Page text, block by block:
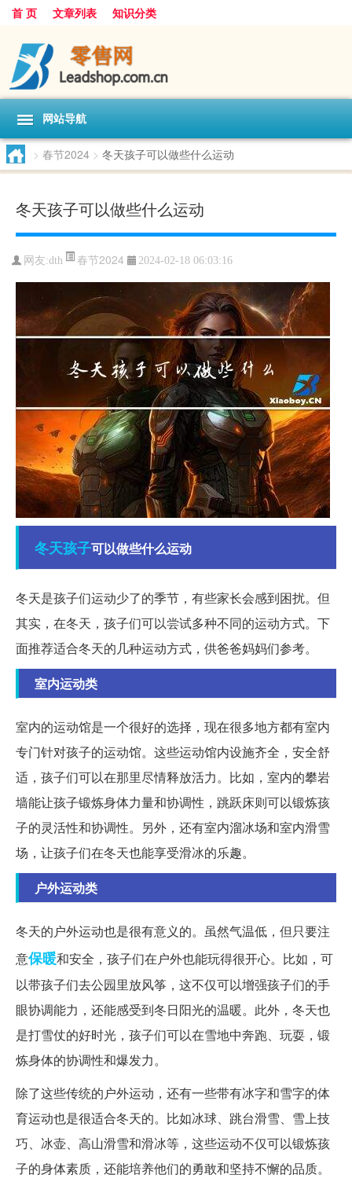
首 页 文章列表 知识分类
网站导航
> 春节2024 > 冬天孩子可以做些什么运动
冬天孩子可以做些什么运动
网友:dth 春节2024 2024-02-18 06:03:16
冬天孩子可以做些什么运动
冬天是孩子们运动少了的季节，有些家长会感到困扰。但
其实，在冬天，孩子们可以尝试多种不同的运动方式。下
面推荐适合冬天的几种运动方式，供爸爸妈妈们参考。
室内运动类
室内的运动馆是一个很好的选择，现在很多地方都有室内
专门针对孩子的运动馆。这些运动馆内设施齐全，安全舒
适，孩子们可以在那里尽情释放活力。比如，室内的攀岩
墙能让孩子锻炼身体力量和协调性，跳跃床则可以锻炼孩
子的灵活性和协调性。另外，还有室内溜冰场和室内滑雪
场，让孩子们在冬天也能享受滑冰的乐趣。
户外运动类
冬天的户外运动也是很有意义的。虽然气温低，但只要注
意保暖和安全，孩子们在户外也能玩得很开心。比如，可
以带孩子们去公园里放风筝，这不仅可以增强孩子们的手
眼协调能力，还能感受到冬日阳光的温暖。此外，冬天也
是打雪仗的好时光，孩子们可以在雪地中奔跑、玩耍，锻
炼身体的协调性和爆发力。
除了这些传统的户外运动，还有一些带有冰字和雪字的体
育运动也是很适合冬天的。比如冰球、跳台滑雪、雪上技
巧、冰壶、高山滑雪和滑冰等，这些运动不仅可以锻炼孩
子的身体素质，还能培养他们的勇敢和坚持不懈的品质。